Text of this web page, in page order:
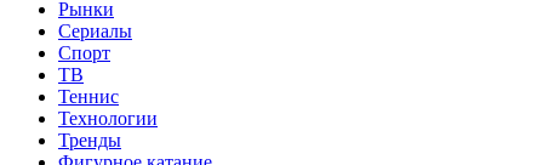
Рынки
Сериалы
Спорт
ТВ
Теннис
Технологии
Тренды